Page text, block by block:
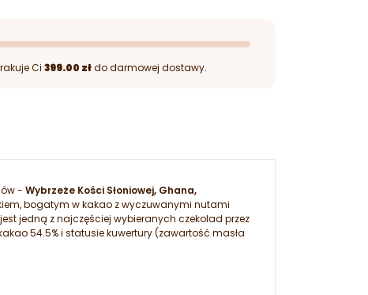
Ci 399.00 złdo darmowej dostawy.
- Wybrzeże Kości Słoniowej, Ghana,
bogatym w kakao z wyczuwanymi nutami
jedną z najczęściej wybieranych czekolad przez
54.5% i statusie kuwertury (zawartość masła